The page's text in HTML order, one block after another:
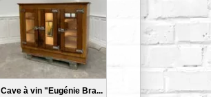
Cave à vin "Eugénie Bra...